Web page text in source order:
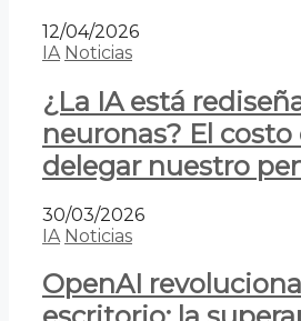
12/04/2026
IA Noticias
¿La IA está
neuronas? El
delegar nuestro
30/03/2026
IA Noticias
OpenAI revoluciona